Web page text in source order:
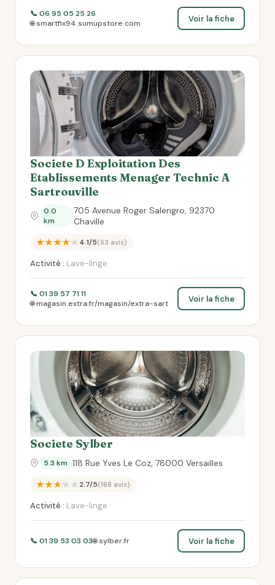
📞 06 95 05 25 26
🌐 smartfix94.sumupstore.com
Voir la fiche
Societe D Exploitation Des
Etablissements Menager Technic A
Sartrouville
0.0
km
705 Avenue Roger Salengro, 92370
Chaville
★★★★★4.1/5(63 avis)
Activité : Lave-linge
📞 01 39 57 71 11
🌐 magasin.extra.fr/magasin/extra-sart
Voir la fiche
Societe Sylber
5.3 km 118 Rue Yves Le Coz, 78000 Versailles
★★★★★2.7/5(168 avis)
Activité : Lave-linge
📞 01 39 53 03 03🌐 sylber.fr Voir la fiche